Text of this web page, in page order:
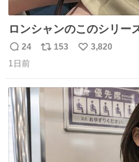
ロンシャンのこのシリー
ール価格になってる🖤✨
持ってるだけでコーデが
返
信
24
リ
数
153
い
数
3,820
1日前